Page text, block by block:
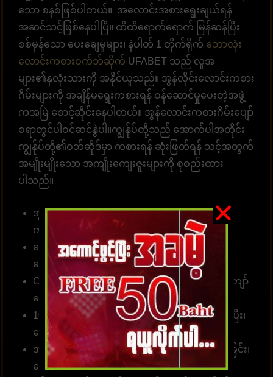
သော စနစ်ဖြစ်ပါတယ်။ အလောင်းအစားရွေးချယ်ရန်
အဆင်သင့်ဖြစ်နေပါပြီ။ ထိထိရောက်ရောက် မြန်ဆန်ပြီး
စစ်မှန်သော ပေးချေမှုများ၊ နံပါတ် 1 တိုက်ရိုက် ဘောလုံး
လောင်းကစားဝက်ဘ်ဆိုက် UFABET သည် လူအ
များ၏နှလုံးသားကို အနိုင်ယူသည်။ အွန်လိုင်းလောင်းကစား
ဂိမ်းများကို အချိန်မရွေးကစားရန် ဝန်ဆောင်မှုပေးတဲ့အဖွဲ့
ကအမြဲ စောင့်ဆိုင်းနေပါတယ်။ အွန်လောင်းကစားဂိမ်းပျော်
စရာတွင်ပါဝင်ဆင်နွဲပါ။ကျွန်ုပ်တို့သည် အောက်ပါအတိုင်း
ကျွန်ုပ်တို့၏ဝဘ်ဆိုဒ်မှာ ကစားရန် ဆုံးဖြတ်ရန် သင့်အတွက်
အမျိုးမျိုးသော အကျိုးကျေးဇူးများကို စုစည်းထား
ပါသည်။
အွန်လိုင်းဘောလုံးလောင်းကြေကိုး 10 ဘတ် (၅၀၀
ကျပ် )မှစတင်နိုင်။
လောင်းကစား၊ အားကစားဂိမ်းများ၊ ကာစီနိုများ၊ စ
လော့များအတွက်ဝန်ဆောင်မှုလင့်ခ်။
Customer တစ်ဦးတည်းသည် ဂိမ်းပေါင်း 1၀00 ကျော်
လောင်းကစားနိုင်သည်။
10 စက္ကန့်အတွင်း တော်တို စနစ်ဖြင့် လျှောက်ထားပြီး၊
ငွေသွင်း၊ ငွေထုတ်နိုင်ပါတယ်။
အမှန်အကန်ငွေပေးချေခြင်း၊ လျှင်မြန်သောငွေလွှဲခြင်း၊
ငွေကြေးယုံကြည်စိတ်ချခြင်း။